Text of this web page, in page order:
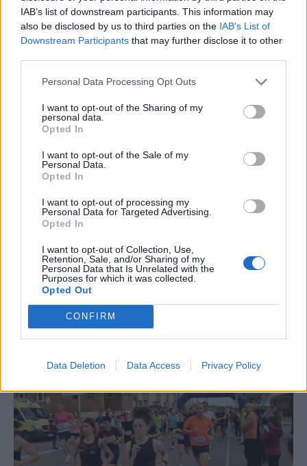
IAB’s list of downstream participants. This information may
also be disclosed by us to third parties on the IAB’s List of
Downstream Participants that may further disclose it to other
Personal Data Processing Opt Outs
I want to opt-out of the Sharing of my
personal data.
Opted In
I want to opt-out of the Sale of my
Personal Data.
Opted In
I want to opt-out of processing my
Personal Data for Targeted Advertising.
Opted In
I want to opt-out of Collection, Use,
Retention, Sale, and/or Sharing of my
Personal Data that Is Unrelated with the
Purposes for which it was collected.
Opted Out
CONFIRM
Data Deletion Data Access Privacy Policy
L’Observatori de l’Ebre lidera de nou la
eclipsi solar total de la seva història
7 d'agost de 2026
L’Ajuntament de Tortosa amplia el
temperatures
Amposta recupera les Cases del Castell
i culmina un projecte estratègic que
6 d'agost de 2026
Carrega més